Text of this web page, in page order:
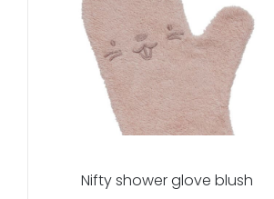
Nifty shower glove blush